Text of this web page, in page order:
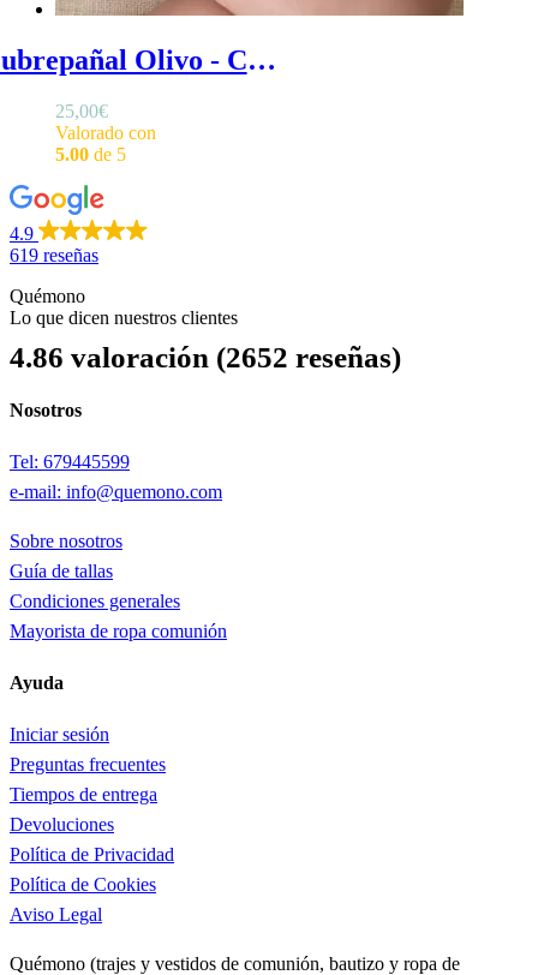
Cubrepañal Olivo - Cubrepañal bautizo en algodón orgánico con volantes en las perneras
25,00€
Valorado con
5.00 de 5
4.9
619 reseñas
Quémono
Lo que dicen nuestros clientes
4.86 valoración (2652 reseñas)
Nosotros
Tel: 679445599
e-mail: info@quemono.com
Sobre nosotros
Guía de tallas
Condiciones generales
Mayorista de ropa comunión
Ayuda
Iniciar sesión
Preguntas frecuentes
Tiempos de entrega
Devoluciones
Política de Privacidad
Política de Cookies
Aviso Legal
Quémono (trajes y vestidos de comunión, bautizo y ropa de